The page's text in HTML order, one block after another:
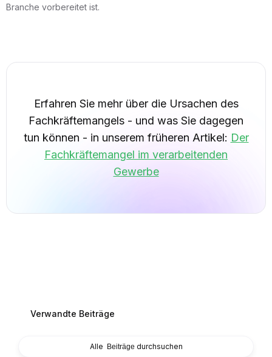
Branche vorbereitet ist.
Erfahren Sie mehr über die Ursachen des
Fachkräftemangels - und was Sie dagegen
tun können - in unserem früheren Artikel: Der
Fachkräftemangel im verarbeitenden
Gewerbe
Verwandte Beiträge
Alle Beiträge durchsuchen